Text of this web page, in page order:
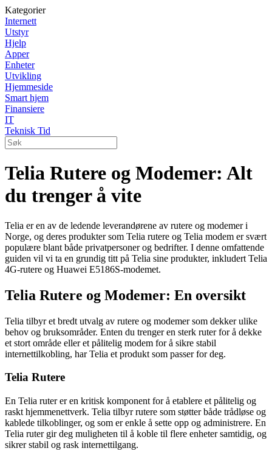
Kategorier
Internett
Utstyr
Hjelp
Apper
Enheter
Utvikling
Hjemmeside
Smart hjem
Finansiere
IT
Teknisk Tid
Telia Rutere og Modemer: Alt
du trenger å vite
Telia er en av de ledende leverandørene av rutere og modemer i
Norge, og deres produkter som Telia rutere og Telia modem er svært
populære blant både privatpersoner og bedrifter. I denne omfattende
guiden vil vi ta en grundig titt på Telia sine produkter, inkludert Telia
4G-rutere og Huawei E5186S-modemet.
Telia Rutere og Modemer: En oversikt
Telia tilbyr et bredt utvalg av rutere og modemer som dekker ulike
behov og bruksområder. Enten du trenger en sterk ruter for å dekke
et stort område eller et pålitelig modem for å sikre stabil
internettilkobling, har Telia et produkt som passer for deg.
Telia Rutere
En Telia ruter er en kritisk komponent for å etablere et pålitelig og
raskt hjemmenettverk. Telia tilbyr rutere som støtter både trådløse og
kablede tilkoblinger, og som er enkle å sette opp og administrere. En
Telia ruter gir deg muligheten til å koble til flere enheter samtidig, og
sikrer stabil og rask internettilgang.